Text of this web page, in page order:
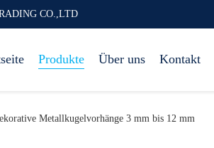
CO.,LTD
Produkte Über uns Kontakt
Metallkugelvorhänge 3 mm bis 12 mm